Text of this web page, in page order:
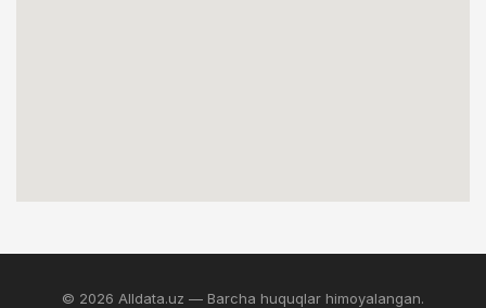
© 2026 Alldata.uz — Barcha huquqlar himoyalangan.